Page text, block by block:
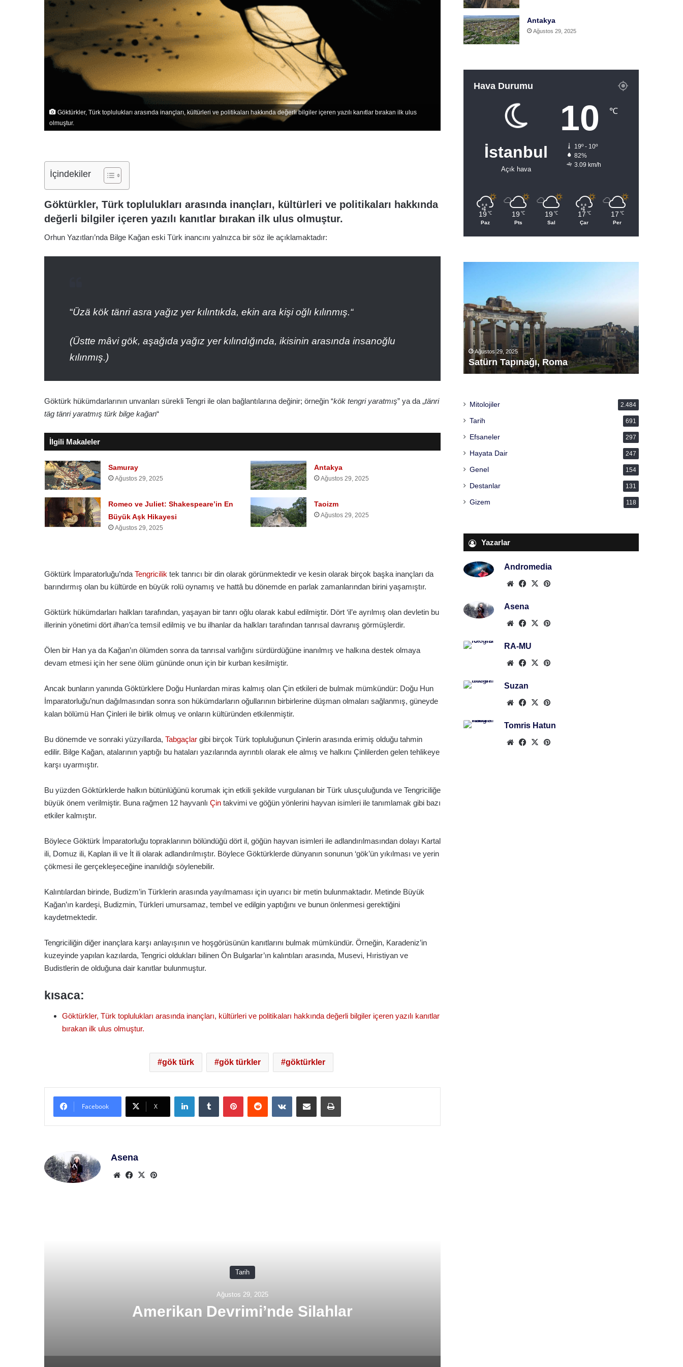
Göktürkler, Türk toplulukları arasında inançları, kültürleri ve politikaları hakkında değerli bilgiler içeren yazılı kanıtlar bırakan ilk ulus
olmuştur.
İçindekiler
Göktürkler, Türk toplulukları arasında inançları, kültürleri ve politikaları hakkında
değerli bilgiler içeren yazılı kanıtlar bırakan ilk ulus olmuştur.
Orhun Yazıtları’nda Bilge Kağan eski Türk inancını yalnızca bir söz ile açıklamaktadır:
“Üzä kök tänri asra yağız yer kılıntıkda, ekin ara kişi oğlı kılınmış.“
(Üstte mâvi gök, aşağıda yağız yer kılındığında, ikisinin arasında insanoğlu
kılınmış.)
Göktürk hükümdarlarının unvanları sürekli Tengri ile olan bağlantılarına değinir; örneğin “kök tengri yaratmış” ya da „tänri
täg tänri yaratmış türk bilge kağan“
İlgili Makaleler
Samuray
Ağustos 29, 2025
Antakya
Ağustos 29, 2025
Romeo ve Juliet: Shakespeare’in En
Büyük Aşk Hikayesi
Ağustos 29, 2025
Taoizm
Ağustos 29, 2025
Göktürk İmparatorluğu’nda Tengricilik tek tanrıcı bir din olarak görünmektedir ve kesin olarak birçok başka inançları da
barındırmış olan bu kültürde en büyük rolü oynamış ve hattâ bu dönemde en parlak zamanlarından birini yaşamıştır.
Göktürk hükümdarları halkları tarafından, yaşayan bir tanrı oğlu olarak kabul edilmiştir. Dört ‘il’e ayrılmış olan devletin bu
illerinin yönetimi dört ilhan’ca temsil edilmiş ve bu ilhanlar da halkları tarafından tanrısal davranış görmüşlerdir.
Ölen bir Han ya da Kağan’ın ölümden sonra da tanrısal varlığını sürdürdüğüne inanılmış ve halkına destek olmaya
devam etmesi için her sene ölüm gününde onun için bir kurban kesilmiştir.
Ancak bunların yanında Göktürklere Doğu Hunlardan miras kalmış olan Çin etkileri de bulmak mümkündür: Doğu Hun
İmparatorluğu’nun dağılmasından sonra son hükümdarların oğullarının birbirlerine düşman olmaları sağlanmış, güneyde
kalan bölümü Han Çinleri ile birlik olmuş ve onların kültüründen etkilenmiştir.
Bu dönemde ve sonraki yüzyıllarda, Tabgaçlar gibi birçok Türk topluluğunun Çinlerin arasında erimiş olduğu tahmin
edilir. Bilge Kağan, atalarının yaptığı bu hataları yazılarında ayrıntılı olarak ele almış ve halkını Çinlilerden gelen tehlikeye
karşı uyarmıştır.
Bu yüzden Göktürklerde halkın bütünlüğünü korumak için etkili şekilde vurgulanan bir Türk ulusçuluğunda ve Tengriciliğe
büyük önem verilmiştir. Buna rağmen 12 hayvanlı Çin takvimi ve göğün yönlerini hayvan isimleri ile tanımlamak gibi bazı
etkiler kalmıştır.
Böylece Göktürk İmparatorluğu topraklarının bölündüğü dört il, göğün hayvan isimleri ile adlandırılmasından dolayı Kartal
ili, Domuz ili, Kaplan ili ve İt ili olarak adlandırılmıştır. Böylece Göktürklerde dünyanın sonunun ‘gök’ün yıkılması ve yerin
çökmesi ile gerçekleşeceğine inanıldığı söylenebilir.
Kalıntılardan birinde, Budizm’in Türklerin arasında yayılmaması için uyarıcı bir metin bulunmaktadır. Metinde Büyük
Kağan’ın kardeşi, Budizmin, Türkleri umursamaz, tembel ve edilgin yaptığını ve bunun önlenmesi gerektiğini
kaydetmektedir.
Tengriciliğin diğer inançlara karşı anlayışının ve hoşgörüsünün kanıtlarını bulmak mümkündür. Örneğin, Karadeniz’in
kuzeyinde yapılan kazılarda, Tengrici oldukları bilinen Ön Bulgarlar’ın kalıntıları arasında, Musevi, Hıristiyan ve
Budistlerin de olduğuna dair kanıtlar bulunmuştur.
kısaca:
Göktürkler, Türk toplulukları arasında inançları, kültürleri ve politikaları hakkında değerli bilgiler içeren yazılı kanıtlar
bırakan ilk ulus olmuştur.
gök türk gök türkler göktürkler
Facebook X
LinkedInTumblr PinterestReddit VKontakteE-Posta ile paylaş Yazdır
Asena
Web Facebook
X
Tarih
Ağustos 29, 2025
Portekiz İmparatorluğu
Antakya
Ağustos 29, 2025
Hava Durumu
İstanbul
Açık hava
10 ℃
19º - 10º
82%
3.09 km/h
19 ℃
Paz
19 ℃
Pts
19 ℃
Sal
17 ℃
Çar
17 ℃
Per
Ağustos 29, 2025
İnari
Mitolojiler 2.484
Tarih 691
Efsaneler 297
Hayata Dair 247
Genel 154
Destanlar 131
Gizem 118
Yazarlar
Andromedia
Web Facebook
X
Asena
Web Facebook
X
RA-MU
Web Facebook
X
Suzan
Web Facebook
X
Tomris Hatun
Web Facebook
X